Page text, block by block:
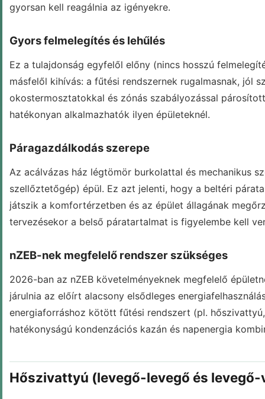
gyorsan kell reagálnia az igényekre.
Gyors felmelegítés és lehűlés
Ez a tulajdonság egyfelől előny (nincs hosszú
másfelől kihívás: a fűtési rendszernek rugalmasnak, jól
okostermosztatokkal és zónás szabályozással
hatékonyan alkalmazhatók ilyen épületeknél.
Páragazdálkodás szerepe
Az acálvázas ház légtömör burkolattal és mechanikus
szellőztetőgép) épül. Ez azt jelenti, hogy a beltéri
játszik a komfortérzetben és az épület állagának
tervezésekor a belső páratartalmat is figyelembe kell
nZEB-nek megfelelő rendszer szükséges
2026-ban az nZEB követelményeknek megfelelő
járulnia az előírt alacsony elsődleges
energiaforráshoz kötött fűtési rendszert (pl.
hatékonyságú kondenzációs kazán és napenergia
Hőszivattyú (levegő-levegő és